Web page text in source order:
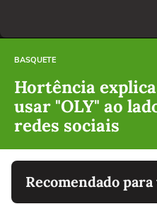
BASQUETE
Hortência
usar "OLY" ao
redes sociais
Recomendado para